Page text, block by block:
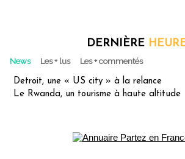
DERNIÈRE
News Les + lus Les + commentés
Detroit, une « US city » à la relance
Le Rwanda, un tourisme à haute altitude